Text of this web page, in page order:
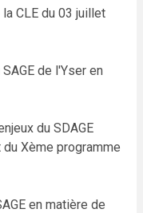
CLE du 03 juillet
de l'Yser en
du SDAGE
Xème programme
en matière de